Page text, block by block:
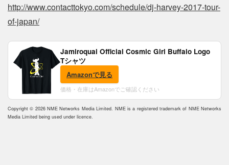
http://www.contacttokyo.com/schedule/dj-harvey-2017-tour-
of-japan/
Jamiroquai Official Cosmic Girl Buffalo Logo
Tシャツ
Amazonで見る
価格・在庫はAmazonでご確認ください
Copyright © 2026 NME Networks Media Limited. NME is a registered trademark of NME Networks
Media Limited being used under licence.